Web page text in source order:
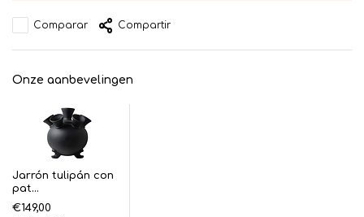
Comparar Compartir
Onze aanbevelingen
Jarrón tulipán con
pat...
€149,00